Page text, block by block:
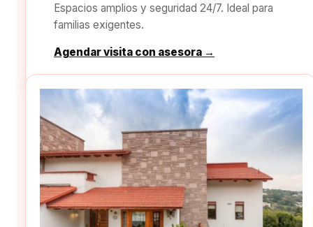
Espacios amplios y seguridad 24/7. Ideal para
familias exigentes.
Agendar visita con asesora →